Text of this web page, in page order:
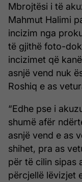
Mbrojtësi i të
Mahmut Halimi
incizim nga
të gjithë foto-
incizimet që
asnjë vend nuk
Roshiq e as
“Edhe pse i
shumë afër
asnjë vend e as
shihet, pra as
për të cilin sipas
përcjellë lëvizjet